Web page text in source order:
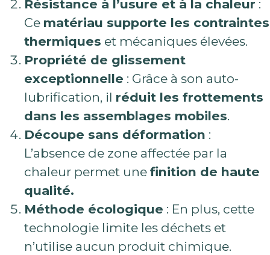
Résistance à l’usure et à la chaleur :
Ce matériau supporte les contraintes
thermiques et mécaniques élevées.
Propriété de glissement
exceptionnelle : Grâce à son auto-
lubrification, il réduit les frottements
dans les assemblages mobiles.
Découpe sans déformation :
L’absence de zone affectée par la
chaleur permet une finition de haute
qualité.
Méthode écologique : En plus, cette
technologie limite les déchets et
n’utilise aucun produit chimique.